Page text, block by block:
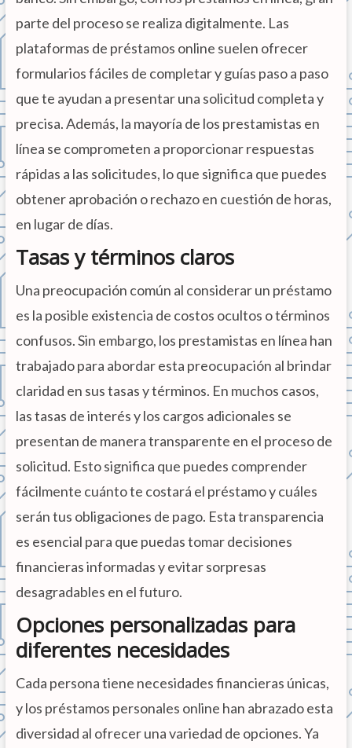
parte del proceso se realiza digitalmente. Las
plataformas de préstamos online suelen ofrecer
formularios fáciles de completar y guías paso a paso
que te ayudan a presentar una solicitud completa y
precisa. Además, la mayoría de los prestamistas en
línea se comprometen a proporcionar respuestas
rápidas a las solicitudes, lo que significa que puedes
obtener aprobación o rechazo en cuestión de horas,
en lugar de días.
Tasas y términos claros
Una preocupación común al considerar un préstamo
es la posible existencia de costos ocultos o términos
confusos. Sin embargo, los prestamistas en línea han
trabajado para abordar esta preocupación al brindar
claridad en sus tasas y términos. En muchos casos,
las tasas de interés y los cargos adicionales se
presentan de manera transparente en el proceso de
solicitud. Esto significa que puedes comprender
fácilmente cuánto te costará el préstamo y cuáles
serán tus obligaciones de pago. Esta transparencia
es esencial para que puedas tomar decisiones
financieras informadas y evitar sorpresas
desagradables en el futuro.
Opciones personalizadas para
diferentes necesidades
Cada persona tiene necesidades financieras únicas,
y los préstamos personales online han abrazado esta
diversidad al ofrecer una variedad de opciones. Ya